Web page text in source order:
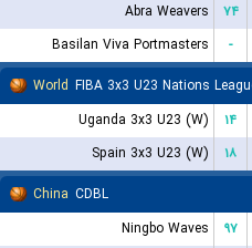
Abra Weavers
۷۴
Basilan Viva Portmasters
-
World FIBA 3x3 U23 Nations
Uganda 3x3 U23 (W)
۱۴
Spain 3x3 U23 (W)
۱۸
China CDBL
Ningbo Waves
۹۷